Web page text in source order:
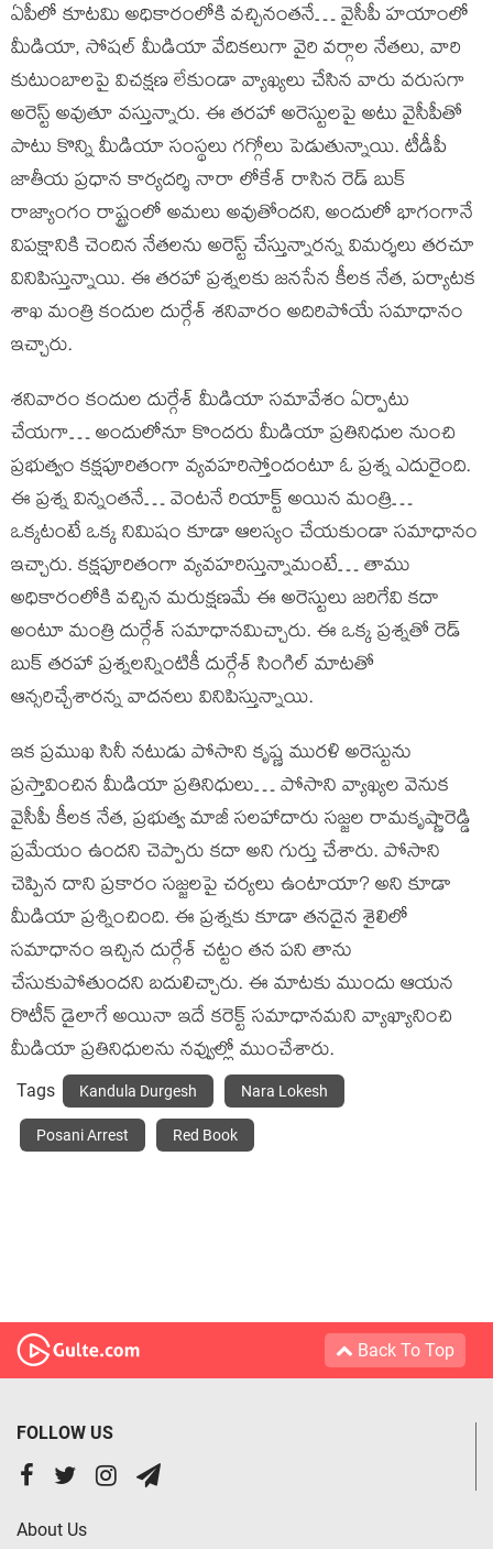
ఏపీలో కూటమి అధికారంలోకి వచ్చినంతనే… వైసీపీ హయాంలో
మీడియా, సోషల్ మీడియా వేదికలుగా వైరి వర్గాల నేతలు, వారి
కుటుంబాలపై విచక్షణ లేకుండా వ్యాఖ్యలు చేసిన వారు వరుసగా
అరెస్ట్ అవుతూ వస్తున్నారు. ఈ తరహా అరెస్టులపై అటు వైసీపీతో
పాటు కొన్ని మీడియా సంస్థలు గగ్గోలు పెడుతున్నాయి. టీడీపీ
జాతీయ ప్రధాన కార్యదర్శి నారా లోకేశ్ రాసిన రెడ్ బుక్
రాజ్యాంగం రాష్ట్రంలో అమలు అవుతోందని, అందులో భాగంగానే
విపక్షానికి చెందిన నేతలను అరెస్ట్ చేస్తున్నారన్న విమర్శలు తరచూ
వినిపిస్తున్నాయి. ఈ తరహా ప్రశ్నలకు జనసేన కీలక నేత, పర్యాటక
శాఖ మంత్రి కందుల దుర్గేశ్ శనివారం అదిరిపోయే సమాధానం
ఇచ్చారు.
శనివారం కందుల దుర్గేశ్ మీడియా సమావేశం ఏర్పాటు
చేయగా… అందులోనూ కొందరు మీడియా ప్రతినిధుల నుంచి
ప్రభుత్వం కక్షపూరితంగా వ్యవహరిస్తోందంటూ ఓ ప్రశ్న ఎదురైంది.
ఈ ప్రశ్న విన్నంతనే… వెంటనే రియాక్ట్ అయిన మంత్రి…
ఒక్కటంటే ఒక్క నిమిషం కూడా ఆలస్యం చేయకుండా సమాధానం
ఇచ్చారు. కక్షపూరితంగా వ్యవహరిస్తున్నామంటే… తాము
అధికారంలోకి వచ్చిన మరుక్షణమే ఈ అరెస్టులు జరిగేవి కదా
అంటూ మంత్రి దుర్గేశ్ సమాధానమిచ్చారు. ఈ ఒక్క ప్రశ్నతో రెడ్
బుక్ తరహా ప్రశ్నలన్నింటికీ దుర్గేశ్ సింగిల్ మాటతో
ఆన్సరిచ్చేశారన్న వాదనలు వినిపిస్తున్నాయి.
ఇక ప్రముఖ సినీ నటుడు పోసాని కృష్ణ మురళి అరెస్టును
ప్రస్తావించిన మీడియా ప్రతినిధులు… పోసాని వ్యాఖ్యల వెనుక
వైసీపీ కీలక నేత, ప్రభుత్వ మాజీ సలహాదారు సజ్జల రామకృష్ణారెడ్డి
ప్రమేయం ఉందని చెప్పారు కదా అని గుర్తు చేశారు. పోసాని
చెప్పిన దాని ప్రకారం సజ్జలపై చర్యలు ఉంటాయా? అని కూడా
మీడియా ప్రశ్నించింది. ఈ ప్రశ్నకు కూడా తనదైన శైలిలో
సమాధానం ఇచ్చిన దుర్గేశ్ చట్టం తన పని తాను
చేసుకుపోతుందని బదులిచ్చారు. ఈ మాటకు ముందు ఆయన
రొటీన్ డైలాగే అయినా ఇదే కరెక్ట్ సమాధానమని వ్యాఖ్యానించి
మీడియా ప్రతినిధులను నవ్వుల్లో ముంచేశారు.
Tags Kandula Durgesh Nara Lokesh
Posani Arrest Red Book
Back To Top
FOLLOW US
About Us